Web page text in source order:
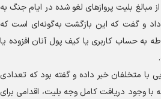
بیش از ۷۰ درصد از مبالغ بلیت پرواز‌های لغو شده در ایام جنگ به
و گفت که این بازگشت به‌گونه‌ای است که
به حساب کاربری یا کیف پول آنان افزوده یا
با متخلفان خبر داده و گفته بود که تعدادی
وجود دریافت کامل وجه بلیت، اقدامی برای